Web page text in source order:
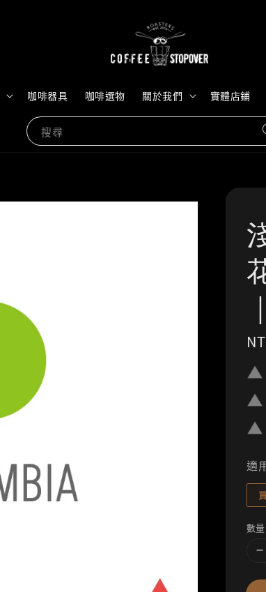
搜尋
咖啡器具 咖啡選物 關於我們 實體店鋪
適
數量